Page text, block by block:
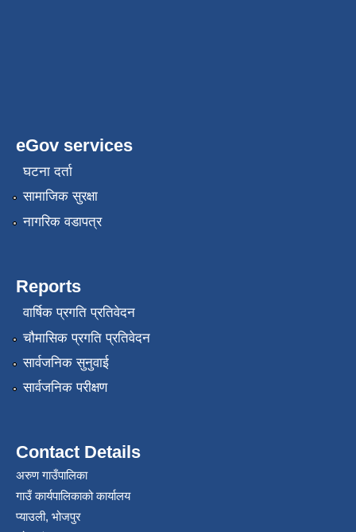
eGov services
घटना दर्ता
सामाजिक सुरक्षा
नागरिक वडापत्र
Reports
वार्षिक प्रगति प्रतिवेदन
चौमासिक प्रगति प्रतिवेदन
सार्वजनिक सुनुवाई
सार्वजनिक परीक्षण
Contact Details
अरुण गाउँपालिका
गाउँ कार्यपालिकाको कार्यालय
प्याउली, भोजपुर